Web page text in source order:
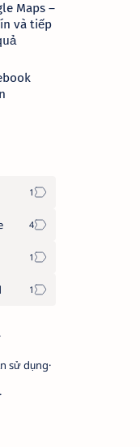
Maps –
và tiếp
sử dụng